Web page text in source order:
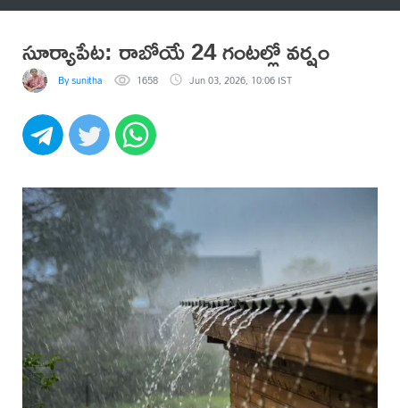
సూర్యాపేట: రాబోయే 24 గంటల్లో వర్షం
By sunitha 1658 Jun 03, 2026, 10:06 IST